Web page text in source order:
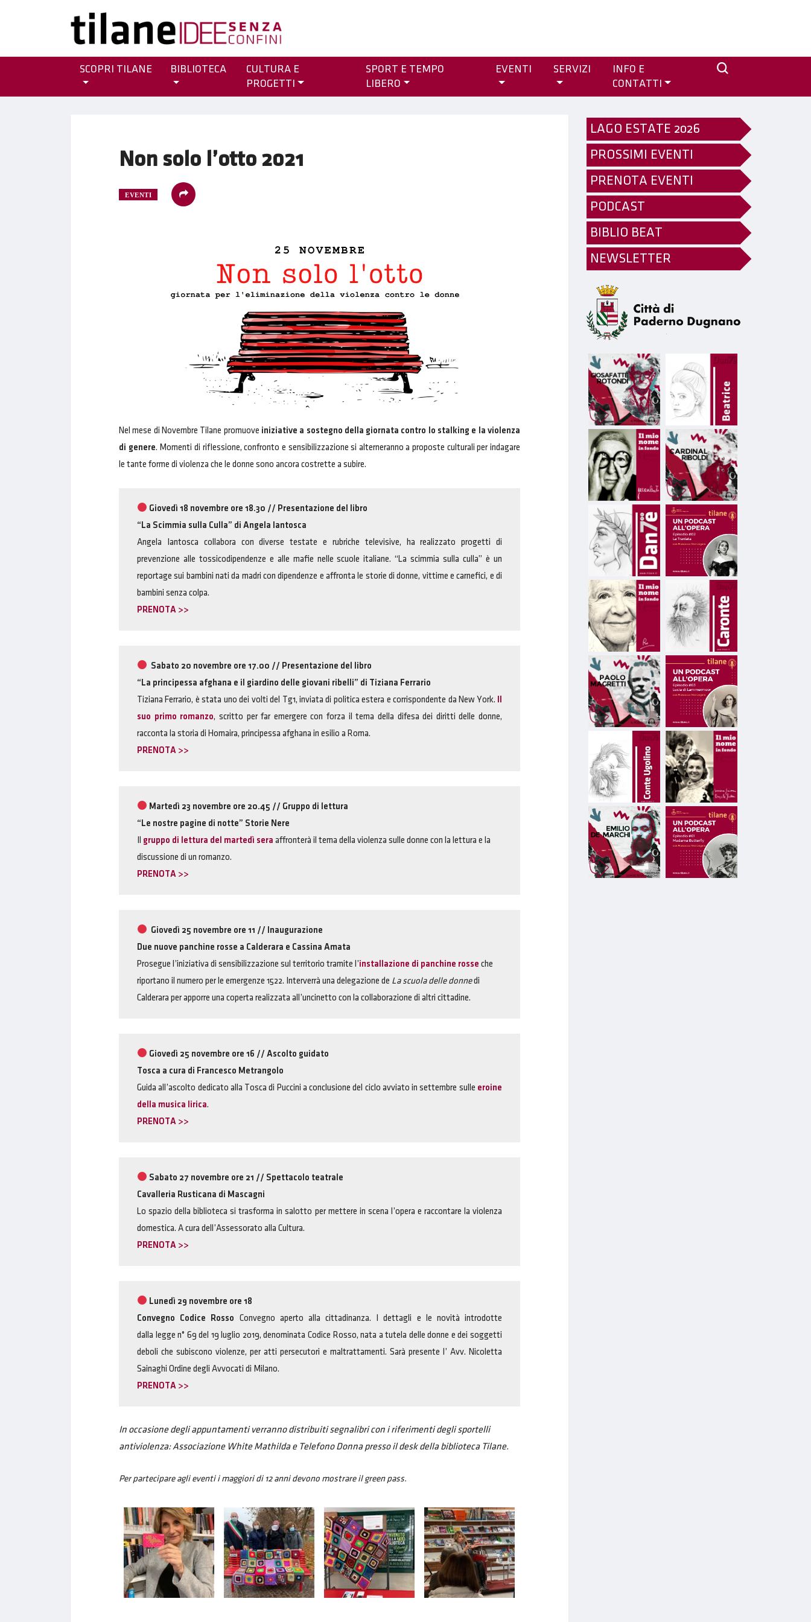
SCOPRI TILANE BIBLIOTECA
CULTURA E
PROGETTI
SPORT E TEMPO
LIBERO
EVENTI SERVIZI
INFO E
CONTATTI
Non solo l’otto 2021
EVENTI
Nel mese di Novembre Tilane promuove iniziative a sostegno della giornata contro lo stalking e la violenza
di genere. Momenti di riflessione, confronto e sensibilizzazione si alterneranno a proposte culturali per indagare
le tante forme di violenza che le donne sono ancora costrette a subire.
Giovedì 18 novembre ore 18.30 // Presentazione del libro
“La Scimmia sulla Culla” di Angela Iantosca
Angela Iantosca collabora con diverse testate e rubriche televisive, ha realizzato progetti di
prevenzione alle tossicodipendenze e alle mafie nelle scuole italiane. “La scimmia sulla culla” è un
reportage sui bambini nati da madri con dipendenze e affronta le storie di donne, vittime e carnefici, e di
bambini senza colpa.
PRENOTA >>
Sabato 20 novembre ore 17.00 // Presentazione del libro
“La principessa afghana e il giardino delle giovani ribelli” di Tiziana Ferrario
Tiziana Ferrario, è stata uno dei volti del Tg1, inviata di politica estera e corrispondente da New York.
suo primo romanzo, scritto per far emergere con forza il tema della difesa dei diritti delle donne,
racconta la storia di Homaira, principessa afghana in esilio a Roma.
PRENOTA >>
M artedì 23 novembre ore 20.45 // Gruppo di lettura
“Le nostre pagine di notte” Storie Nere
gruppo di lettura del martedì sera affronterà il tema della violenza sulle donne con la lettura e la
discussione di un romanzo.
PRENOTA >>
Giovedì 25 novembre ore 11 // Inaugurazione
Due nuove panchine rosse a Calderara e Cassina Amata
Prosegue l’iniziativa di sensibilizzazione sul territorio tramite l’installazione di panchine rosse che
riportano il numero per le emergenze 1522. Interverrà una delegazione de La scuola delle donnedi
Calderara per apporre una coperta realizzata all’uncinetto con la collaborazione di altri cittadine.
Giovedì 25 novembre ore 16 // Ascolto guidato
Tosca a cura di Francesco Metrangolo
Guida all’ascolto dedicato alla Tosca di Puccini a conclusione del ciclo avviato in settembre sulle eroine
della musica lirica.
PRENOTA >>
Sabato 27 novembre ore 21 // Spettacolo teatrale
Cavalleria Rusticana di Mascagni
Lo spazio della biblioteca si trasforma in salotto per mettere in scena l’opera e raccontare la violenza
domestica. A cura dell’Assessorato alla Cultura.
PRENOTA >>
Lunedì 29 novembre ore 18
Convegno Codice Rosso Convegno aperto alla cittadinanza. I dettagli e le novità introdotte
dalla legge n° 69 del 19 luglio 2019, denominata Codice Rosso, nata a tutela delle donne e dei soggetti
deboli che subiscono violenze, per atti persecutori e maltrattamenti. Sarà presente l’ Avv. Nicoletta
Sainaghi Ordine degli Avvocati di Milano.
PRENOTA >>
In occasione degli appuntamenti verranno distribuiti segnalibri con i riferimenti degli sportelli
antiviolenza: Associazione White Mathilda e Telefono Donna presso il desk della biblioteca Tilane.
Per partecipare agli eventi i maggiori di 12 anni devono mostrare il green pass.
LAGO ESTATE 2026
PROSSIMI EVENTI
PRENOTA EVENTI
PODCAST
BIBLIO BEAT
NEWSLETTER